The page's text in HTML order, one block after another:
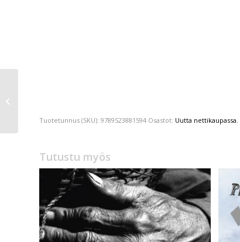
Tuotetunnus (SKU): 9789523881594 Osastot: Uutta nettikaupassa,
Tutustu myös